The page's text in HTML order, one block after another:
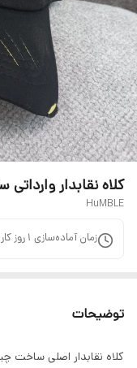
کلاه نقابدار
HuMBLE
زمان آماده‌سازی 1 روز
توضیحات
کلاه نقابدار اصلی ساخت